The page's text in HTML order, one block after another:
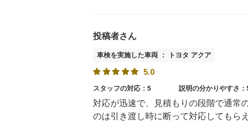
投稿者さん
車検を実施した車両 ： トヨタ アクア
5.0
スタッフの対応：5 説明の分かりやすさ：
対応が迅速で、見積もりの段階で通常
のは引き渡し時に断って対応してもら